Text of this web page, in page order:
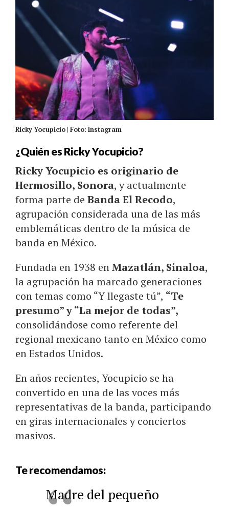
Ricky Yocupicio | Foto: Instagram
¿Quién es Ricky Yocupicio?
Ricky Yocupicio es originario de
Hermosillo, Sonora, y actualmente
forma parte de Banda El Recodo,
agrupación considerada una de las más
emblemáticas dentro de la música de
banda en México.
Fundada en 1938 enMazatlán, Sinaloa,
la agrupación ha marcado generaciones
con temas como “Y llegaste tú”, “Te
presumo” y “La mejor de todas”,
consolidándose como referente del
regional mexicano tanto en México como
en Estados Unidos.
En años recientes, Yocupicio se ha
convertido en una de las voces más
representativas de la banda, participando
en giras internacionales y conciertos
masivos.
Te recomendamos:
Madre del pequeño